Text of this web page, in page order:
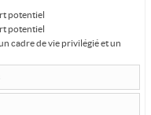
potentiel
potentiel
cadre de vie privilégié et un